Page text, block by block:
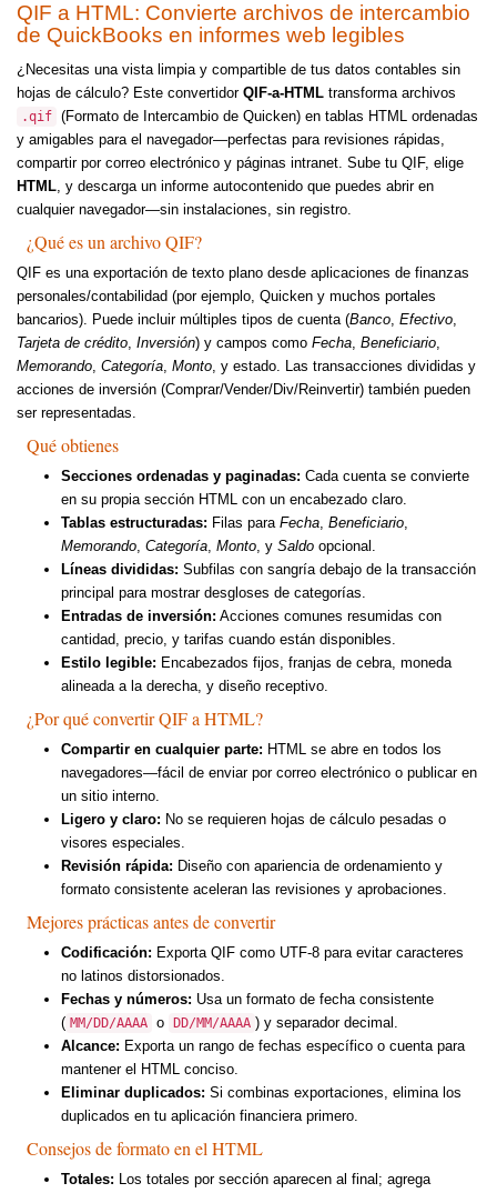
QIF a HTML: Convierte archivos de intercambio
de QuickBooks en informes web legibles
¿Necesitas una vista limpia y compartible de tus datos contables sin
hojas de cálculo? Este convertidor QIF-a-HTML transforma archivos
.qif (Formato de Intercambio de Quicken) en tablas HTML ordenadas
y amigables para el navegador—perfectas para revisiones rápidas,
compartir por correo electrónico y páginas intranet. Sube tu QIF, elige
HTML, y descarga un informe autocontenido que puedes abrir en
cualquier navegador—sin instalaciones, sin registro.
¿Qué es un archivo QIF?
QIF es una exportación de texto plano desde aplicaciones de finanzas
personales/contabilidad (por ejemplo, Quicken y muchos portales
bancarios). Puede incluir múltiples tipos de cuenta (Banco, Efectivo,
Tarjeta de crédito, Inversión) y campos como Fecha, Beneficiario,
Memorando, Categoría, Monto, y estado. Las transacciones divididas y
acciones de inversión (Comprar/Vender/Div/Reinvertir) también pueden
ser representadas.
Qué obtienes
Secciones ordenadas y paginadas: Cada cuenta se convierte
en su propia sección HTML con un encabezado claro.
Tablas estructuradas: Filas para Fecha, Beneficiario,
Memorando, Categoría, Monto, y Saldo opcional.
Líneas divididas: Subfilas con sangría debajo de la transacción
principal para mostrar desgloses de categorías.
Entradas de inversión: Acciones comunes resumidas con
cantidad, precio, y tarifas cuando están disponibles.
Estilo legible: Encabezados fijos, franjas de cebra, moneda
alineada a la derecha, y diseño receptivo.
¿Por qué convertir QIF a HTML?
Compartir en cualquier parte: HTML se abre en todos los
navegadores—fácil de enviar por correo electrónico o publicar en
un sitio interno.
Ligero y claro: No se requieren hojas de cálculo pesadas o
visores especiales.
Revisión rápida: Diseño con apariencia de ordenamiento y
formato consistente aceleran las revisiones y aprobaciones.
Mejores prácticas antes de convertir
Codificación: Exporta QIF como UTF-8 para evitar caracteres
no latinos distorsionados.
Fechas y números: Usa un formato de fecha consistente
( MM/DD/AAAA o DD/MM/AAAA ) y separador decimal.
Alcance: Exporta un rango de fechas específico o cuenta para
mantener el HTML conciso.
Eliminar duplicados: Si combinas exportaciones, elimina los
duplicados en tu aplicación financiera primero.
Consejos de formato en el HTML
Totales: Los totales por sección aparecen al final; agrega